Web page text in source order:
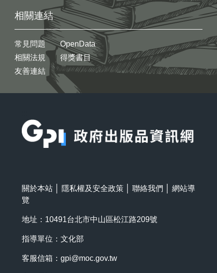
相關連結
常見問題
相關法規
友善連結
OpenData
得獎書目
關於本站 隱私權及安全政策 聯絡我們
網站導
覽
地址：10491台北市中山區松江路209號
指導單位：文化部
客服信箱： gpi@moc.gov.tw